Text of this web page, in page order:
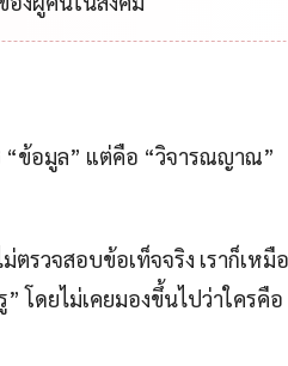
“ข้อมูล” แต่คือ “วิจารณญาณ”
ตรวจสอบข้อเท็จจริง เราก็เหมื
โดยไม่เคยมองขึ้นไปว่าใครคือ